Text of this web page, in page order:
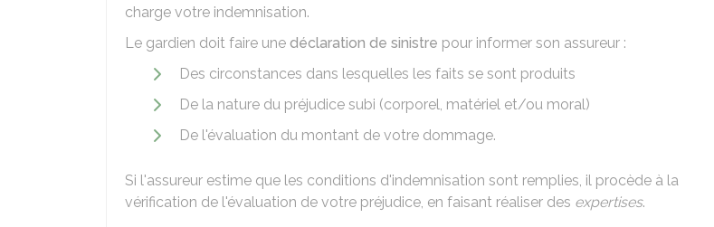
charge votre indemnisation.
Le gardien doit faire une déclaration de sinistre pour informer son assureur :
Des circonstances dans lesquelles les faits se sont produits
De la nature du préjudice subi (corporel, matériel et/ou moral)
De l'évaluation du montant de votre dommage.
Si l'assureur estime que les conditions d'indemnisation sont remplies, il procède à la
vérification de l'évaluation de votre préjudice, en faisant réaliser des expertises.